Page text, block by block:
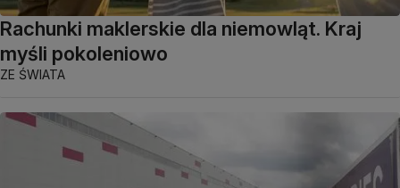
Rachunki maklerskie dla niemowląt. Kraj
myśli pokoleniowo
ZE ŚWIATA